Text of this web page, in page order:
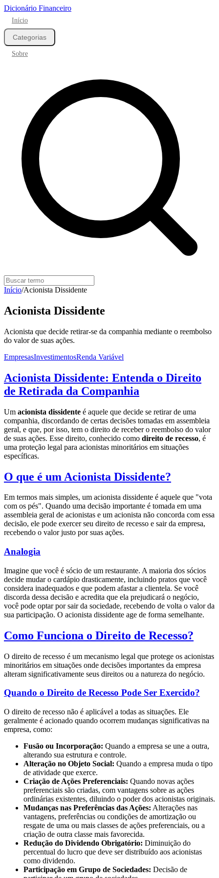
Dicionário Financeiro
Início
Categorias
Sobre
Início/Acionista Dissidente
Acionista Dissidente
Acionista que decide retirar-se da companhia mediante o reembolso
do valor de suas ações.
EmpresasInvestimentosRenda Variável
Acionista Dissidente: Entenda o Direito
de Retirada da Companhia
Um acionista dissidente é aquele que decide se retirar de uma
companhia, discordando de certas decisões tomadas em assembleia
geral, e que, por isso, tem o direito de receber o reembolso do valor
de suas ações. Esse direito, conhecido como direito de recesso, é
uma proteção legal para acionistas minoritários em situações
específicas.
O que é um Acionista Dissidente?
Em termos mais simples, um acionista dissidente é aquele que "vota
com os pés". Quando uma decisão importante é tomada em uma
assembleia geral de acionistas e um acionista não concorda com essa
decisão, ele pode exercer seu direito de recesso e sair da empresa,
recebendo o valor justo por suas ações.
Analogia
Imagine que você é sócio de um restaurante. A maioria dos sócios
decide mudar o cardápio drasticamente, incluindo pratos que você
considera inadequados e que podem afastar a clientela. Se você
discorda dessa decisão e acredita que ela prejudicará o negócio,
você pode optar por sair da sociedade, recebendo de volta o valor da
sua participação. O acionista dissidente age de forma semelhante.
Como Funciona o Direito de Recesso?
O direito de recesso é um mecanismo legal que protege os acionistas
minoritários em situações onde decisões importantes da empresa
alteram significativamente seus direitos ou a natureza do negócio.
Quando o Direito de Recesso Pode Ser Exercido?
O direito de recesso não é aplicável a todas as situações. Ele
geralmente é acionado quando ocorrem mudanças significativas na
empresa, como:
Fusão ou Incorporação: Quando a empresa se une a outra,
alterando sua estrutura e controle.
Alteração no Objeto Social: Quando a empresa muda o tipo
de atividade que exerce.
Criação de Ações Preferenciais: Quando novas ações
preferenciais são criadas, com vantagens sobre as ações
ordinárias existentes, diluindo o poder dos acionistas originais.
Mudanças nas Preferências das Ações: Alterações nas
vantagens, preferências ou condições de amortização ou
resgate de uma ou mais classes de ações preferenciais, ou a
criação de outra classe mais favorecida.
Redução do Dividendo Obrigatório: Diminuição do
percentual do lucro que deve ser distribuído aos acionistas
como dividendo.
Participação em Grupo de Sociedades: Decisão de